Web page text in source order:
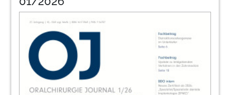
36Immer wieder Diskussionen um das
Dr. Susanna Zentai
38Wir verlegen Dental – Die OEMUS MEDIA
AG feiert drei Jahrzehnte Dentalmarkt-
Power
Redaktion